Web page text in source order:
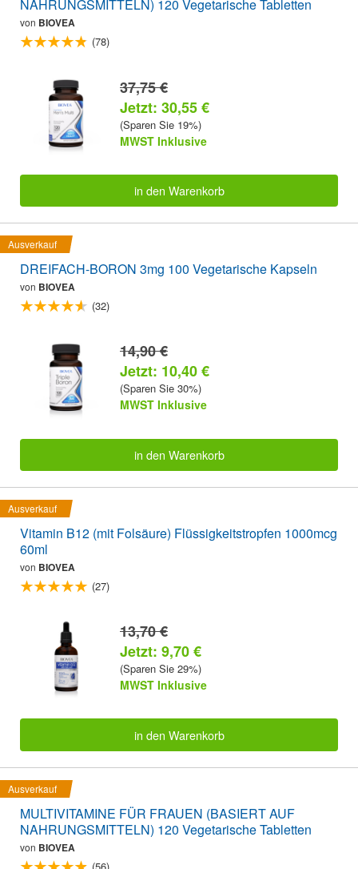
NAHRUNGSMITTELN) 120 Vegetarische Tabletten
von BIOVEA
(78)
37,75 €
Jetzt: 30,55 €
(Sparen Sie 19%)
MWST Inklusive
in den Warenkorb
Ausverkauf
DREIFACH-BORON 3mg 100 Vegetarische Kapseln
von BIOVEA
(32)
14,90 €
Jetzt: 10,40 €
(Sparen Sie 30%)
MWST Inklusive
in den Warenkorb
Ausverkauf
Vitamin B12 (mit Folsäure) Flüssigkeitstropfen 1000mcg
60ml
von BIOVEA
(27)
13,70 €
Jetzt: 9,70 €
(Sparen Sie 29%)
MWST Inklusive
in den Warenkorb
Ausverkauf
MULTIVITAMINE FÜR FRAUEN (BASIERT AUF
NAHRUNGSMITTELN) 120 Vegetarische Tabletten
von BIOVEA